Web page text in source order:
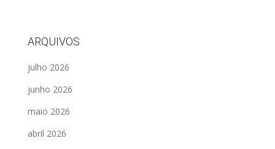
ARQUIVOS
julho 2026
junho 2026
maio 2026
abril 2026